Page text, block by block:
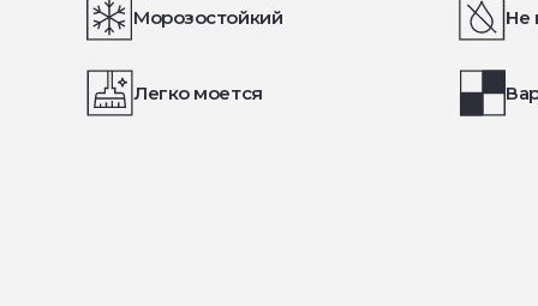
Морозостойкий Не
Легко моется